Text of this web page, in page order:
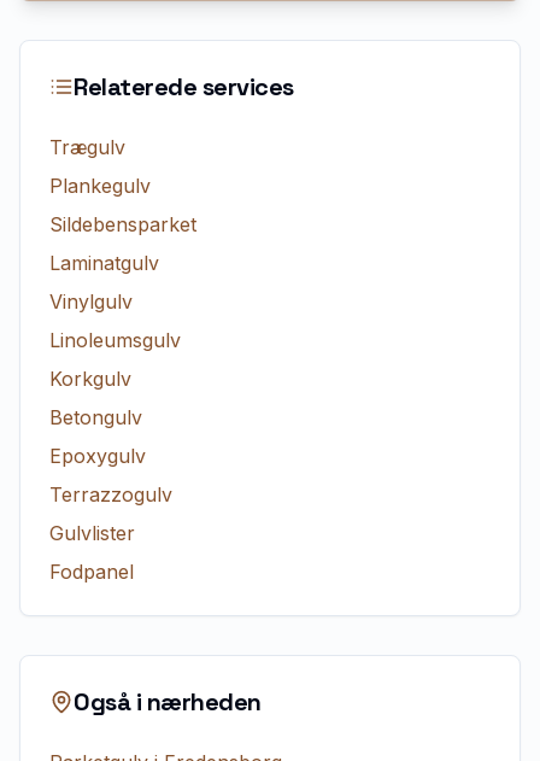
Relaterede services
Trægulv
Plankegulv
Sildebensparket
Laminatgulv
Vinylgulv
Linoleumsgulv
Korkgulv
Betongulv
Epoxygulv
Terrazzogulv
Gulvlister
Fodpanel
Også i nærheden